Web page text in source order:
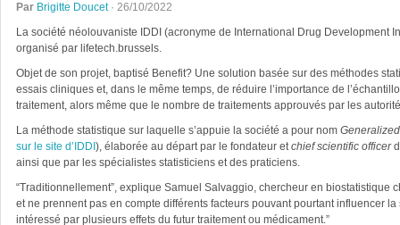
Par Brigitte Doucet· 26/10/2022
La société néolouvaniste IDDI (acronyme de International Drug Development
organisé par lifetech.brussels.
Objet de son projet, baptisé Benefit? Une solution basée sur des méthodes
essais cliniques et, dans le même temps, de réduire l’importance de
traitement, alors même que le nombre de traitements approuvés par les
La méthode statistique sur laquelle s’appuie la société a pour nom
sur le site d’IDDI ), élaborée au départ par le fondateur etchief scientific officer
ainsi que par les spécialistes statisticiens et des praticiens.
“Traditionnellement”, explique Samuel Salvaggio, chercheur en biostatistique
et ne prennent pas en compte différents facteurs pouvant pourtant influencer
intéressé par plusieurs effets du futur traitement ou médicament.”